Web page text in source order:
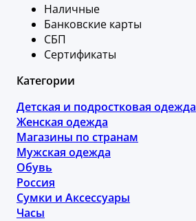
Наличные
Банковские карты
СБП
Сертификаты
Категории
Детская и подростковая одежда
Женская одежда
Магазины по странам
Мужская одежда
Обувь
Россия
Сумки и Аксессуары
Часы